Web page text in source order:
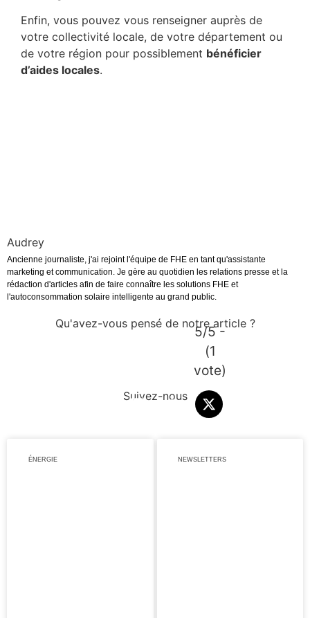
Enfin, vous pouvez vous renseigner auprès de
votre collectivité locale, de votre département ou
de votre région pour possiblement bénéficier
d’aides locales.
Audrey
Ancienne journaliste, j'ai rejoint l'équipe de FHE en tant qu'assistante
marketing et communication. Je gère au quotidien les relations presse et la
rédaction d'articles afin de faire connaître les solutions FHE et
l'autoconsommation solaire intelligente au grand public.
Qu'avez-vous pensé de notre article ?
5/5 -
(1
vote)
Suivez-nous
ÉNERGIE NEWSLETTERS